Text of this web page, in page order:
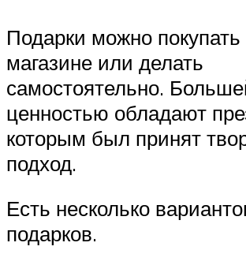
Подарки можно покупать
магазине или делать
самостоятельно.
ценностью обладают
которым был принят
подход.
Есть несколько
подарков.